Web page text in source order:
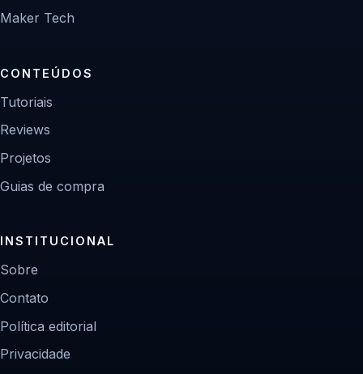
Maker Tech
CONTEÚDOS
Tutoriais
Reviews
Projetos
Guias de compra
INSTITUCIONAL
Sobre
Contato
Política editorial
Privacidade